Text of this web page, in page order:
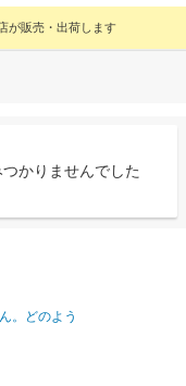
が販売・出荷します
かりませんでした
。どのよう